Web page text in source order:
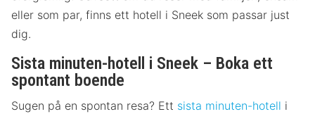
eller som par, finns ett hotell i Sneek som passar just
dig.
Sista minuten-hotell i Sneek – Boka ett
spontant boende
Sugen på en spontan resa? Ett sista minuten-hotell i